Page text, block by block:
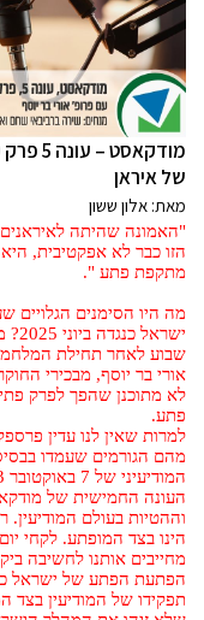
של איראן
מאת: אלון ששון
"האמונה שהיתה
הזו כבר לא אפקטיבית,
מתקפת פתע ".
מה היו הסימנים
שבוע לאחר תחילת המלחמה
אורי בר יוסף, מבכירי
לא מתוכנן שהפך לפרק
פתע.
למרות שאין לנו עדין
מהם הגורמים שעמדו
המודיעיני של 7 באוקטובר 2023 להצלחה של ה- 13 ביוני 2025.
העונה החמישית של
וההטיות בעולם המודיעין.
הינו בצד המופתע. לקחי
מחייבים אותנו לחשיבה
הפתעת הפתע של ישראל
תפקידו של המודיעין בצד